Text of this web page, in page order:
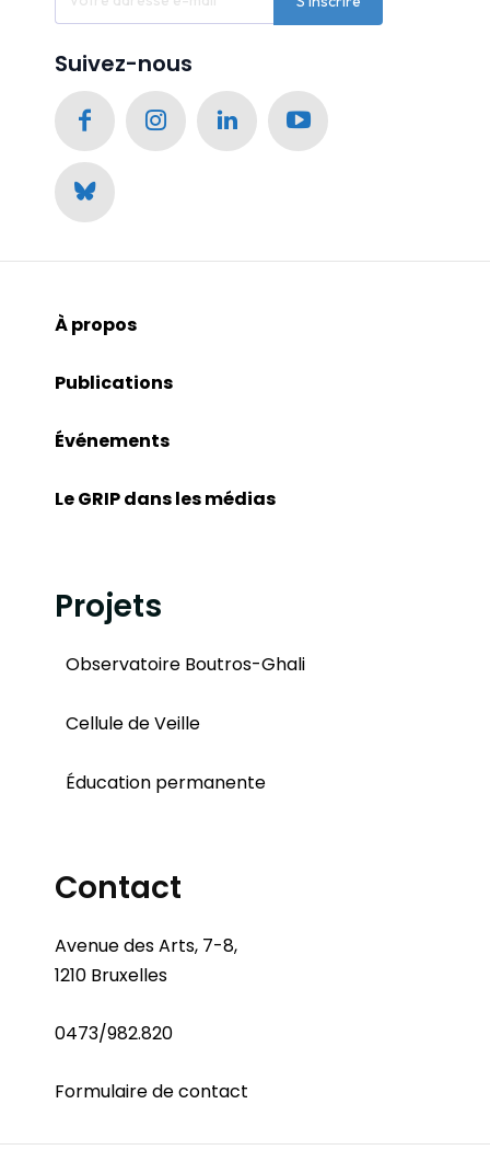
Suivez-nous
À propos
Publications
Événements
Le GRIP dans les médias
Projets
Observatoire Boutros-Ghali
Cellule de Veille
Éducation permanente
Contact
Avenue des Arts, 7-8,
1210 Bruxelles
0473/982.820
Formulaire de contact